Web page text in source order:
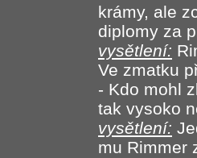
krámy, ale
diplomy za
vysětlení:
Ve zmatku
- Kdo mohl
tak vysoko
vysětlení:
mu Rimmer